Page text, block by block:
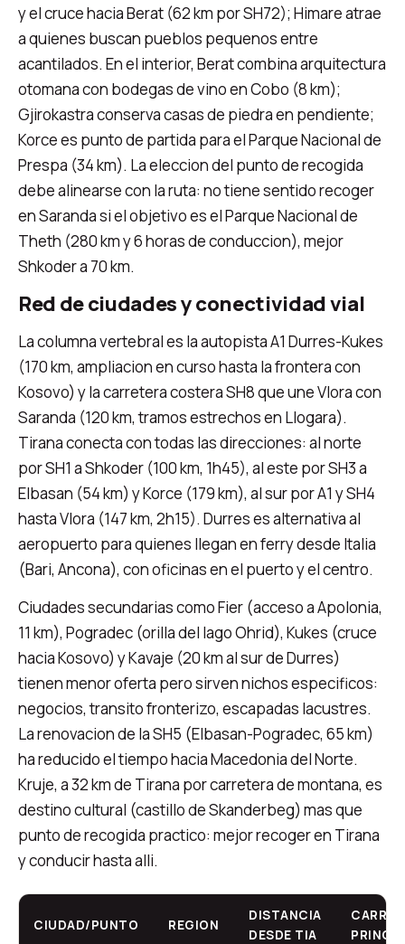
y el cruce hacia Berat (62 km por SH72); Himare atrae
a quienes buscan pueblos pequenos entre
acantilados. En el interior, Berat combina arquitectura
otomana con bodegas de vino en Cobo (8 km);
Gjirokastra conserva casas de piedra en pendiente;
Korce es punto de partida para el Parque Nacional de
Prespa (34 km). La eleccion del punto de recogida
debe alinearse con la ruta: no tiene sentido recoger
en Saranda si el objetivo es el Parque Nacional de
Theth (280 km y 6 horas de conduccion), mejor
Shkoder a 70 km.
Red de ciudades y conectividad vial
La columna vertebral es la autopista A1 Durres-Kukes
(170 km, ampliacion en curso hasta la frontera con
Kosovo) y la carretera costera SH8 que une Vlora con
Saranda (120 km, tramos estrechos en Llogara).
Tirana conecta con todas las direcciones: al norte
por SH1 a Shkoder (100 km, 1h45), al este por SH3 a
Elbasan (54 km) y Korce (179 km), al sur por A1 y SH4
hasta Vlora (147 km, 2h15). Durres es alternativa al
aeropuerto para quienes llegan en ferry desde Italia
(Bari, Ancona), con oficinas en el puerto y el centro.
Ciudades secundarias como Fier (acceso a Apolonia,
11 km), Pogradec (orilla del lago Ohrid), Kukes (cruce
hacia Kosovo) y Kavaje (20 km al sur de Durres)
tienen menor oferta pero sirven nichos especificos:
negocios, transito fronterizo, escapadas lacustres.
La renovacion de la SH5 (Elbasan-Pogradec, 65 km)
ha reducido el tiempo hacia Macedonia del Norte.
Kruje, a 32 km de Tirana por carretera de montana, es
destino cultural (castillo de Skanderbeg) mas que
punto de recogida practico: mejor recoger en Tirana
y conducir hasta alli.
CIUDAD/PUNTO REGION
DISTANCIA
DESDE TIA